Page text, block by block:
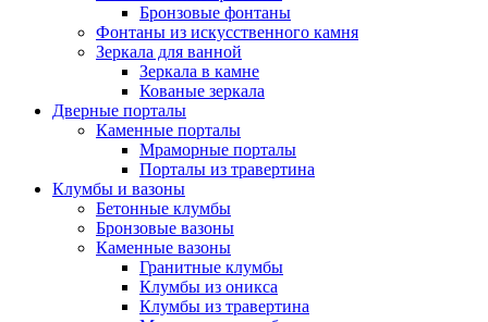
Бронзовые фонтаны
Фонтаны из искусственного камня
Зеркала для ванной
Зеркала в камне
Кованые зеркала
Дверные порталы
Каменные порталы
Мраморные порталы
Порталы из травертина
Клумбы и вазоны
Бетонные клумбы
Бронзовые вазоны
Каменные вазоны
Гранитные клумбы
Клумбы из оникса
Клумбы из травертина